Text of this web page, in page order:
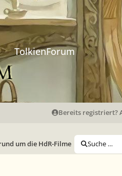
TolkienForum
Bereits registriert?
um die HdR-Filme Suche …